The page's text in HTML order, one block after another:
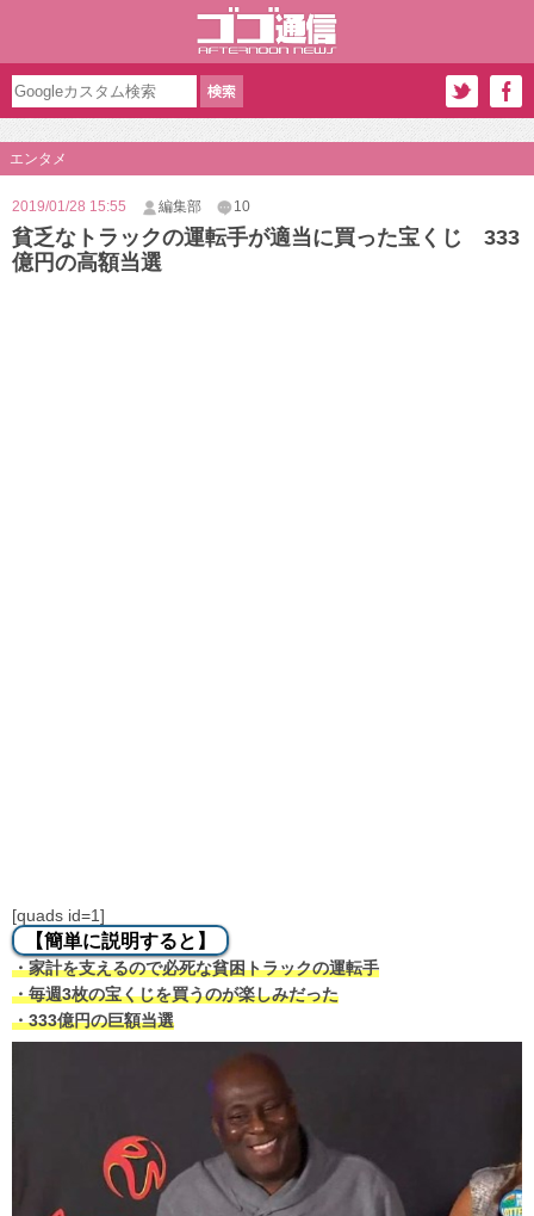
エンタメ
2019/01/28 15:55 編集部 10
貧乏なトラックの運転手が適当に買った宝くじ 333
億円の高額当選
[quads id=1]
【簡単に説明すると】
・家計を支えるので必死な貧困トラックの運転手
・毎週3枚の宝くじを買うのが楽しみだった
・333億円の巨額当選